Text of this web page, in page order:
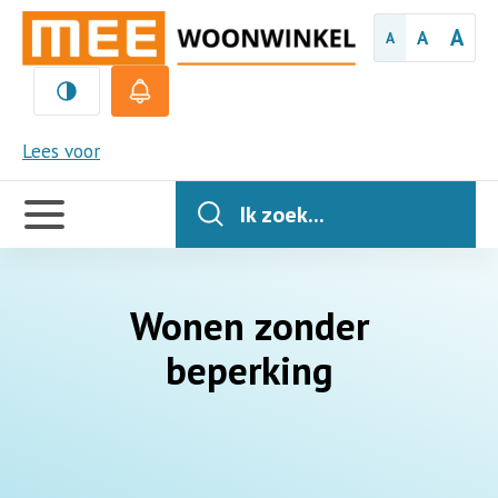
A A A
Lees voor
MEE
Handige
links
Ik zoek...
Wonen zonder
beperking